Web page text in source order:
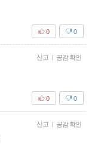
0
0
신고 | 공감 확인
0
0
신고 | 공감 확인